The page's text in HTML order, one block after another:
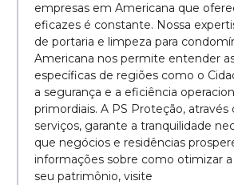
empresas em Americana que
eficazes é constante. Nossa
de portaria e limpeza para
Americana nos permite entender
específicas de regiões como o
a segurança e a eficiência
primordiais. A PS Proteção, através
serviços, garante a tranquilidade
que negócios e residências
informações sobre como otimizar
seu patrimônio, visite